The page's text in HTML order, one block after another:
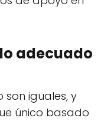
adecuado
son iguales, y
único basado